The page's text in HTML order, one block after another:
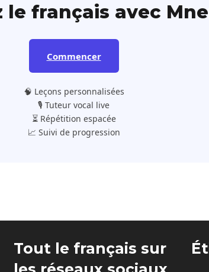
le français avec
Commencer
🧠 Leçons personnalisées
🎙️ Tuteur vocal live
⏳ Répétition espacée
📈 Suivi de progression
Tout le français sur